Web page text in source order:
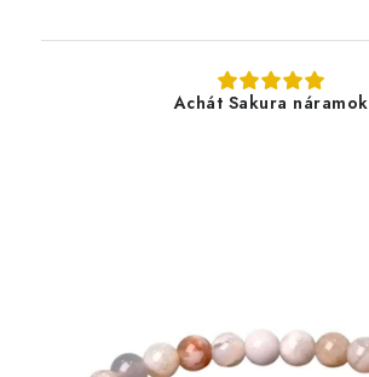
Achát Sakura náramok